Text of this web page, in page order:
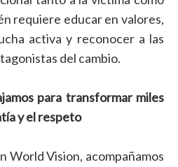
requiere educar en valores,
activa y reconocer a las
del cambio.
para transformar miles
y el respeto
World Vision, acompañamos